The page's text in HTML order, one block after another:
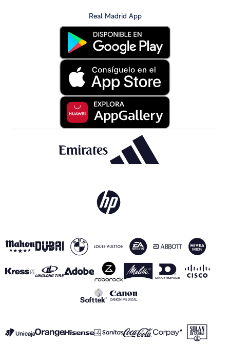
Real Madrid App